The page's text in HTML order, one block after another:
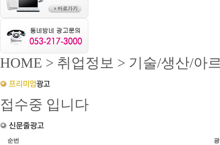
HOME > 취업정보 > 기술/생산/아
접수중 입니다
순번